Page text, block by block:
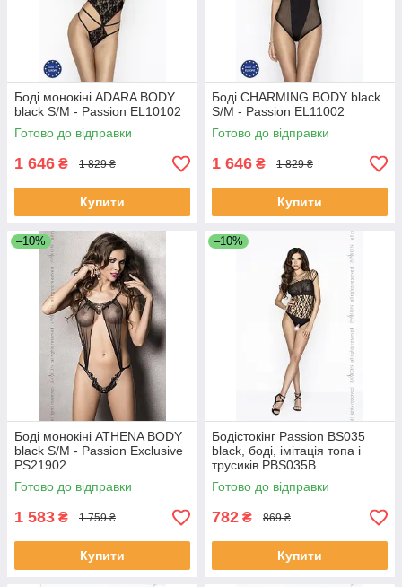
Боді монокіні ADARA BODY
black S/M - Passion EL10102
Готово до відправки
1 646 ₴ 1 829 ₴
Купити
Боді CHARMING BODY black
S/M - Passion EL11002
Готово до відправки
1 646 ₴ 1 829 ₴
Купити
–10%
Боді монокіні ATHENA BODY
black S/M - Passion Exclusive
PS21902
Готово до відправки
1 583 ₴ 1 759 ₴
Купити
–10%
Бодістокінг Passion BS035
black, боді, імітація топа і
трусиків PBS035B
Готово до відправки
782 ₴ 869 ₴
Купити